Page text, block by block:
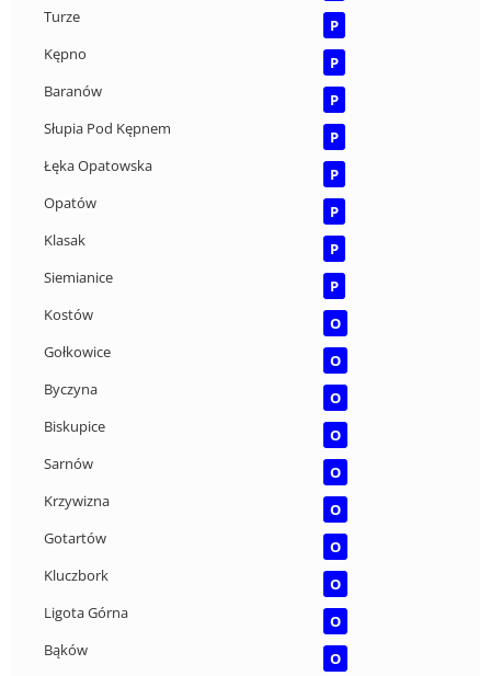
Turze
P
Kępno
P
Baranów
P
Słupia Pod Kępnem
P
Łęka Opatowska
P
Opatów
P
Klasak
P
Siemianice
P
Kostów
O
Gołkowice
O
Byczyna
O
Biskupice
O
Sarnów
O
Krzywizna
O
Gotartów
O
Kluczbork
O
Ligota Górna
O
Bąków
O